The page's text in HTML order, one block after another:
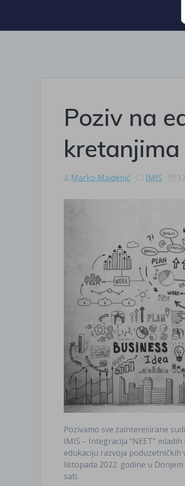
Poziv na
Marko Majdenić IMIS
Pozivamo sve zainteresirane
IMIS – Integracija “NEET”
edukaciju razvoja
listopada 2022. godine u
sati.